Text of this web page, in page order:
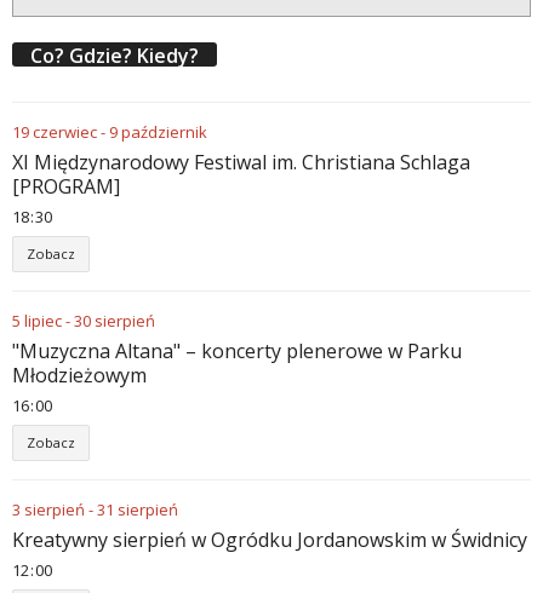
Co? Gdzie? Kiedy?
19czerwiec- 9październik
XI Międzynarodowy Festiwal im. Christiana Schlaga
[PROGRAM]
18:30
Zobacz
5 lipiec-30 sierpień
"Muzyczna Altana" – koncerty plenerowe w Parku
Młodzieżowym
16:00
Zobacz
3 sierpień -31 sierpień
Kreatywny sierpień w Ogródku Jordanowskim w Świdnicy
12:00